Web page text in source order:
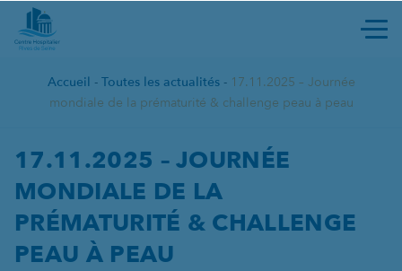
17.11.2025 – JOURNÉE
Accueil - Toutes les actualités- 17.11.2025 – Journée
mondiale de la prématurité & challenge peau à peau
17.11.2025 – JOURNÉE
MONDIALE DE LA
PRÉMATURITÉ & CHALLENGE
PEAU À PEAU